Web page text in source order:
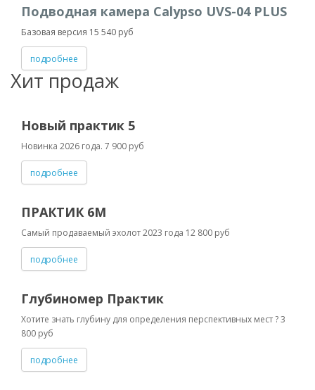
Подводная камера Calypso UVS-04 PLUS
Базовая версия 15 540 руб
подробнее
Хит продаж
Новый практик 5
Новинка 2026 года. 7 900 руб
подробнее
ПРАКТИК 6M
Самый продаваемый эхолот 2023 года 12 800 руб
подробнее
Глубиномер Практик
Хотите знать глубину для определения перспективных мест ? 3
800 руб
подробнее